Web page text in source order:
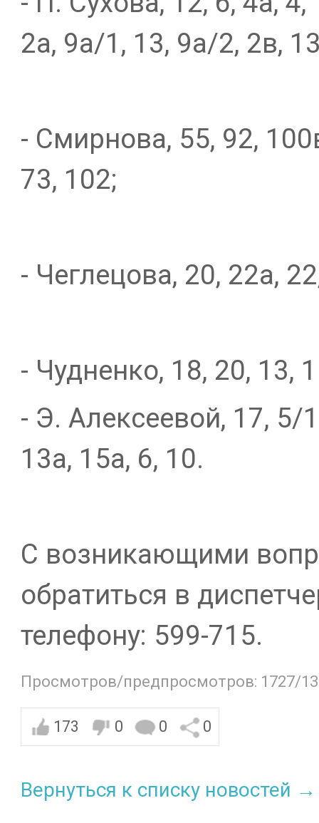
2а, 9а/1, 13, 9а/2, 2в,
- Смирнова, 55, 92,
73, 102;
- Чеглецова, 20, 22а,
- Чудненко, 18, 20, 13,
- Э. Алексеевой, 17, 5/
13а, 15а, 6, 10.
С возникающими
обратиться в
телефону: 599-715.
Просмотров/предпросмотров: 1727/
173 0 0 0
Вернуться к списку новостей →